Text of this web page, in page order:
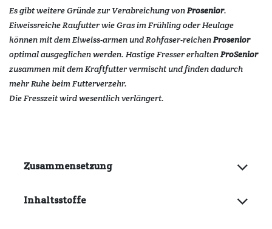
Es gibt weitere Gründe zur Verabreichung vonProsenior.
Eiweissreiche Raufutter wie Gras im Frühling oder Heulage
können mit dem Eiweiss-armen und Rohfaser-reichenProsenior
optimal ausgeglichen werden. Hastige Fresser erhaltenProSenior
zusammen mit dem Kraftfutter vermischt und finden dadurch
mehr Ruhe beim Futterverzehr.
Die Fresszeit wird wesentlich verlängert.
Zusammensetzung
Inhaltsstoffe